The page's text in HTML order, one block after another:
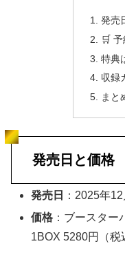
発売
🛒
特典
収録
まと
発売日と価格
発売日
：2025年
価格 ：ブースター
1BOX 5280円（税